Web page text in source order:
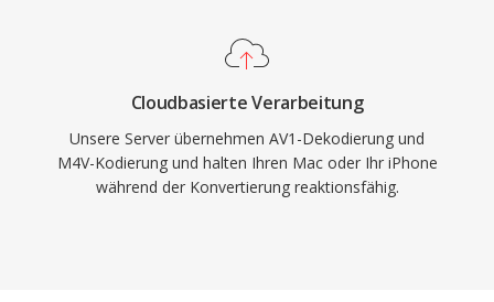
Cloudbasierte Verarbeitung
Unsere Server übernehmen AV1-Dekodierung und
M4V-Kodierung und halten Ihren Mac oder Ihr iPhone
während der Konvertierung reaktionsfähig.